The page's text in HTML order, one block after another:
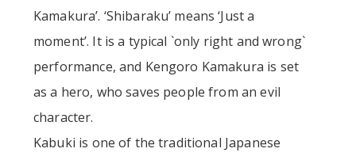
Kamakura’. ‘Shibaraku’ means ‘Just a
moment’. It is a typical `only right and wrong`
performance, and Kengoro Kamakura is set
as a hero, who saves people from an evil
character.
Kabuki is one of the traditional Japanese